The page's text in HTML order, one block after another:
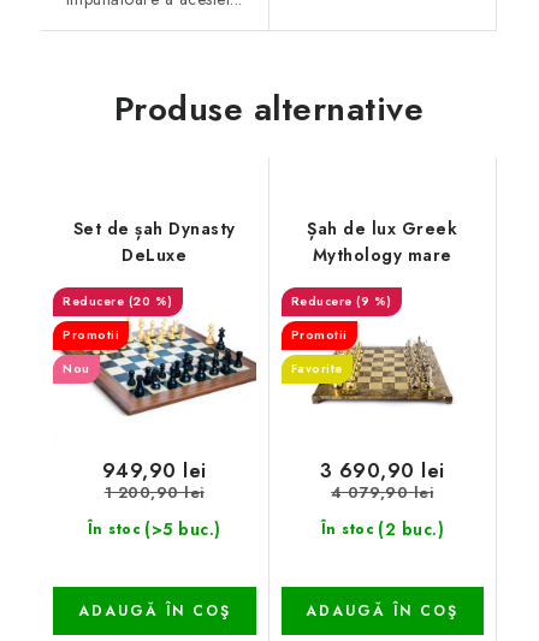
Produse alternative
Set de șah Dynasty
DeLuxe
(20 %)
Promotii
Nou
În stoc (>5 buc.)
949,90 lei
1 200,90 lei
ADAUGĂ ÎN COŞ
Șah de lux Greek
Mythology mare
(9 %)
Promotii
Favorite
În stoc (2 buc.)
3 690,90 lei
4 079,90 lei
ADAUGĂ ÎN COŞ